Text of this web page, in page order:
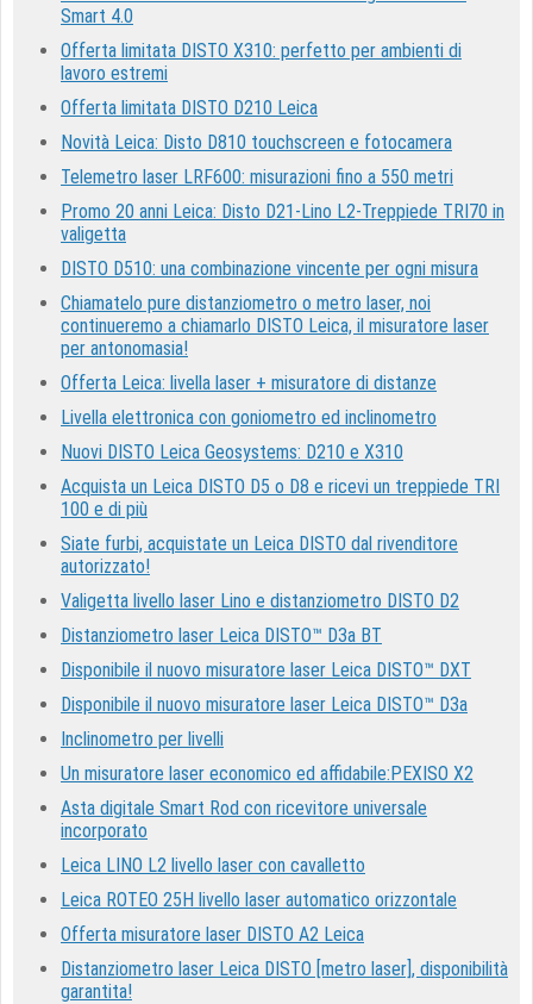
Smart 4.0
Offerta limitata DISTO X310: perfetto per ambienti di
lavoro estremi
Offerta limitata DISTO D210 Leica
Novità Leica: Disto D810 touchscreen e fotocamera
Telemetro laser LRF600: misurazioni fino a 550 metri
Promo 20 anni Leica: Disto D21-Lino L2-Treppiede TRI70 in
valigetta
DISTO D510: una combinazione vincente per ogni misura
Chiamatelo pure distanziometro o metro laser, noi
continueremo a chiamarlo DISTO Leica, il misuratore laser
per antonomasia!
Offerta Leica: livella laser + misuratore di distanze
Livella elettronica con goniometro ed inclinometro
Nuovi DISTO Leica Geosystems: D210 e X310
Acquista un Leica DISTO D5 o D8 e ricevi un treppiede TRI
100 e di più
Siate furbi, acquistate un Leica DISTO dal rivenditore
autorizzato!
Valigetta livello laser Lino e distanziometro DISTO D2
Distanziometro laser Leica DISTO™ D3a BT
Disponibile il nuovo misuratore laser Leica DISTO™ DXT
Disponibile il nuovo misuratore laser Leica DISTO™ D3a
Inclinometro per livelli
Un misuratore laser economico ed affidabile:PEXISO X2
Asta digitale Smart Rod con ricevitore universale
incorporato
Leica LINO L2 livello laser con cavalletto
Leica ROTEO 25H livello laser automatico orizzontale
Offerta misuratore laser DISTO A2 Leica
Distanziometro laser Leica DISTO [metro laser], disponibilità
garantita!